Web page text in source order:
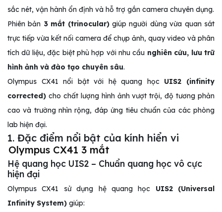
sắc nét, vận hành ổn định và hỗ trợ gắn camera chuyên dụng.
Phiên bản 3 mắt (trinocular)giúp người dùng vừa quan sát
trực tiếp vừa kết nối camera để chụp ảnh, quay video và phân
tích dữ liệu, đặc biệt phù hợp với nhu cầu nghiên cứu, lưu trữ
hình ảnh và đào tạo chuyên sâu.
Olympus CX41 nổi bật với hệ quang học UIS2 (infinity
corrected) cho chất lượng hình ảnh vượt trội, độ tương phản
cao và trường nhìn rộng, đáp ứng tiêu chuẩn của các phòng
lab hiện đại.
1. Đặc điểm nổi bật của kính hiển vi
Olympus CX41 3 mắt
Hệ quang học UIS2 – Chuẩn quang học vô cực
hiện đại
Olympus CX41 sử dụng hệ quang học UIS2 (Universal
Infinity System) giúp: